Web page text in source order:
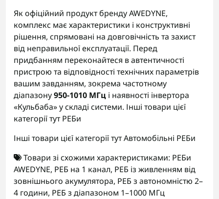
Як офіційний продукт бренду AWEDYNE,
комплекс має характеристики і конструктивні
рішення, спрямовані на довговічність та захист
від неправильної експлуатації. Перед
придбанням переконайтеся в автентичності
пристрою та відповідності технічних параметрів
вашим завданням, зокрема частотному
діапазону950-1010 МГц і наявності інвертора
«Кульбаба» у складі системи. Інші товари цієї
категорії тутРЕБи
Інші товари цієї категорії тутАвтомобільні РЕБи
Товари зі схожими характеристиками: РЕБи
AWEDYNE, РЕБ на 1 канал, РЕБ із живленням від
зовнішнього акумулятора, РЕБ з автономністю 2–
4 години, РЕБ з діапазоном 1–1000 МГц